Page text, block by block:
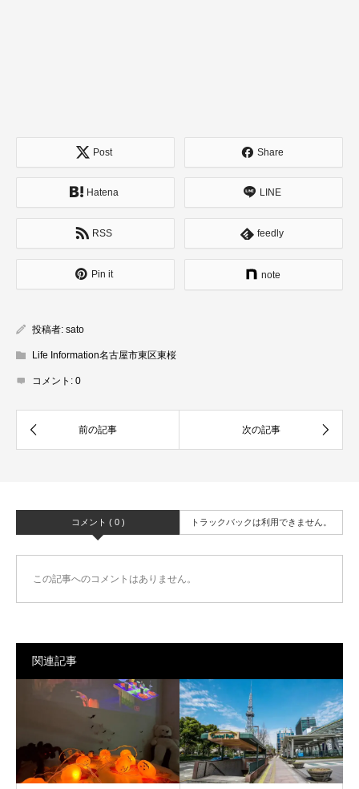
Post Share
Hatena LINE
RSS feedly
Pin it note
投稿者: sato
Life Information名古屋市東区東桜
コメント: 0
コメント ( 0 ) トラックバックは利用できません。
この記事へのコメントはありません。
関連記事